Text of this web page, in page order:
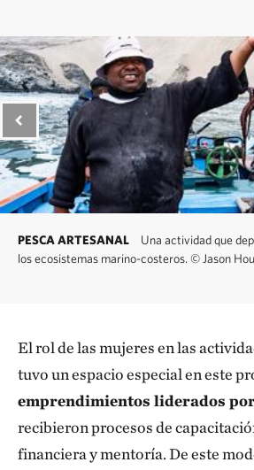
PESCA ARTESANAL
Una actividad que
los ecosistemas marino-costeros. © Jason
El rol de las mujeres en las
tuvo un espacio especial en este
emprendimientos liderados
recibieron procesos de
financiera y mentoría. De este